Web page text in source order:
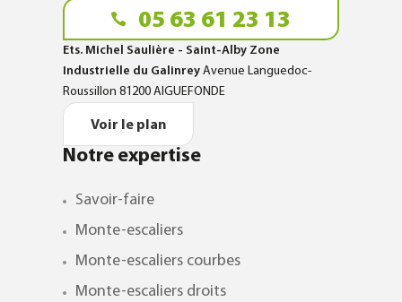
05 63 61 23 13
Ets. Michel Saulière - Saint-Alby Zone
Industrielle du Galinrey Avenue Languedoc-
Roussillon 81200 AIGUEFONDE
Voir le plan
Notre expertise
Savoir-faire
Monte-escaliers
Monte-escaliers courbes
Monte-escaliers droits